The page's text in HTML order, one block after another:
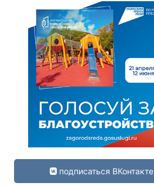
подписаться ВКонтакте